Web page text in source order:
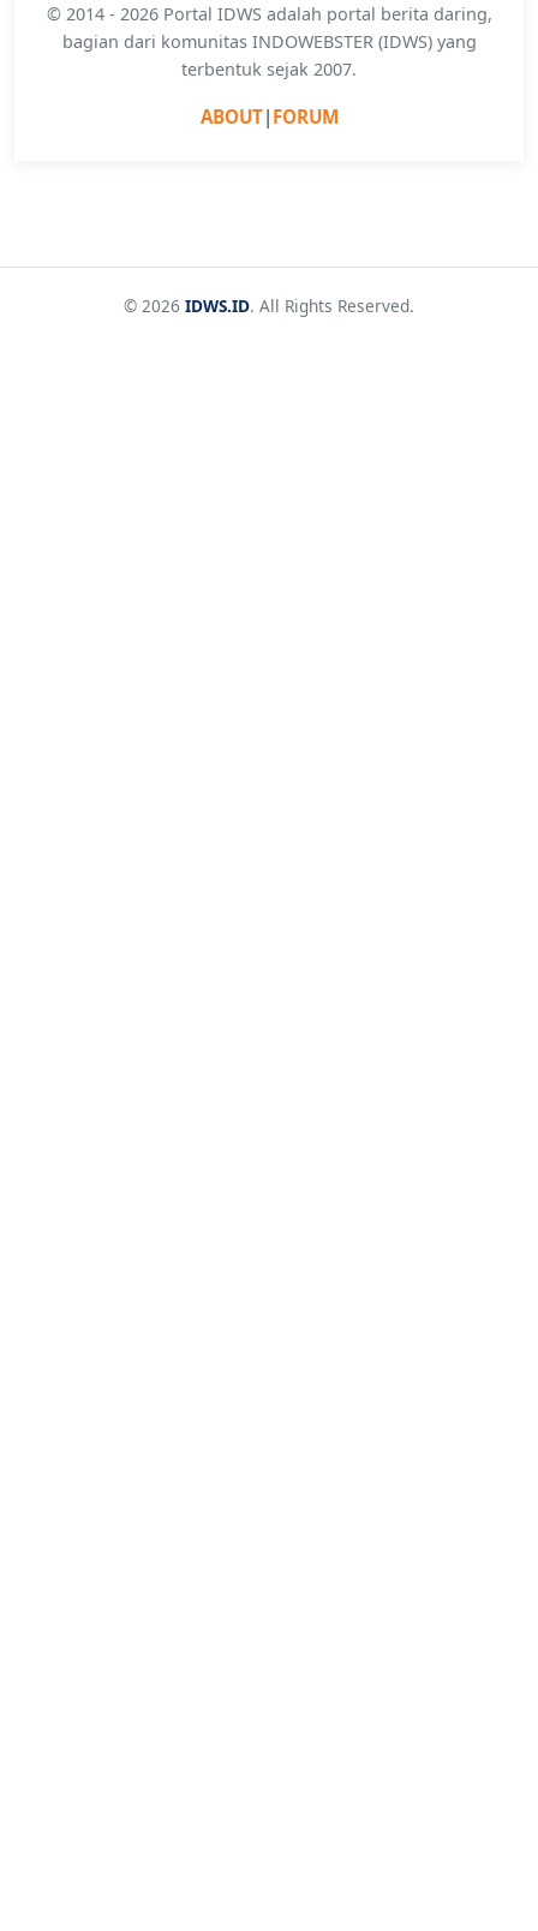
© 2014 - 2026 Portal IDWS adalah portal berita daring,
bagian dari komunitas INDOWEBSTER (IDWS) yang
terbentuk sejak 2007.
ABOUT| FORUM
© 2026 IDWS.ID. All Rights Reserved.